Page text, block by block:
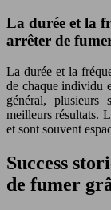
La durée et la
arrêter de
La durée et la
de chaque individu
général, plusieurs
meilleurs résultats.
et sont souvent
Success
de fumer